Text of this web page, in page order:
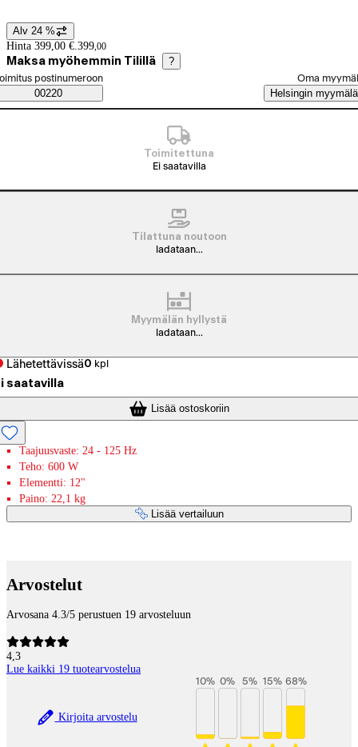
Hintatiedot
Alv 24 %
Hinta 399,00 €. 399,00
Maksa myöhemmin Tilillä ?
Saatavuustiedot
tilaustapa
postinumeroon
00220
Oma
Helsingin myymälä
Toimitettuna
Ei saatavilla
Tilattuna noutoon
ladataan...
Myymälän hyllystä
ladataan...
Lähetettävissä0 kpl
saatavilla
Lisää ostoskoriin
Taajuusvaste: 24 - 125 Hz
Teho: 600 W
Elementti: 12"
Paino: 22,1 kg
Lisää vertailuun
Arvostelut
Arvosana 4.3/5 perustuen 19 arvosteluun
4,3
Lue kaikki 19 tuotearvostelua
Kirjoita arvostelu
10% 0% 5% 15% 68%